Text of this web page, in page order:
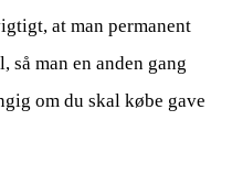
at man permanent
man en anden gang
om du skal købe gave